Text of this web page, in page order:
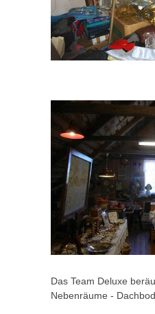
Das Team Deluxe
Nebenräume -